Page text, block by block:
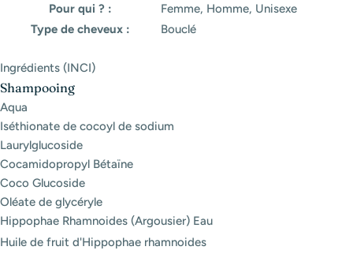
Pour qui ? :
Femme, Homme, Unisexe
Type de cheveux :
Bouclé
Ingrédients (INCI)
Shampooing
Aqua
Iséthionate de cocoyl de sodium
Laurylglucoside
Cocamidopropyl Bétaïne
Coco Glucoside
Oléate de glycéryle
Hippophae Rhamnoides (Argousier) Eau
Huile de fruit d'Hippophae rhamnoides